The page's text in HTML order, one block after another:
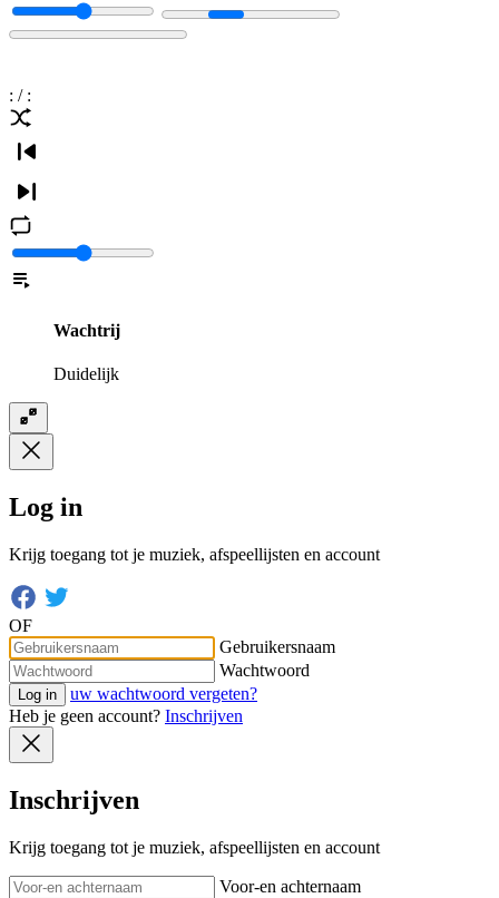
: / :
Wachtrij
Duidelijk
Log in
Krijg toegang tot je muziek, afspeellijsten en account
OF
Gebruikersnaam
Wachtwoord
Log in
uw wachtwoord vergeten?
Heb je geen account? Inschrijven
Inschrijven
Krijg toegang tot je muziek, afspeellijsten en account
Voor-en achternaam